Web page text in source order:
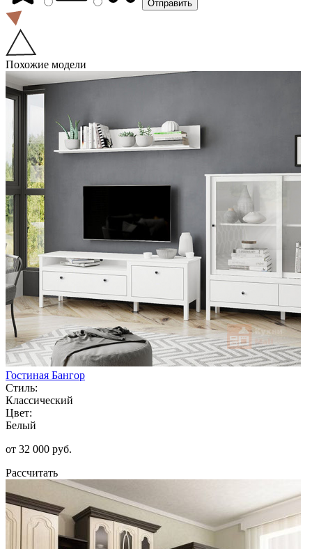
Похожие модели
Гостиная Бангор
Стиль:
Классический
Цвет:
Белый
от 32 000 руб.
Рассчитать